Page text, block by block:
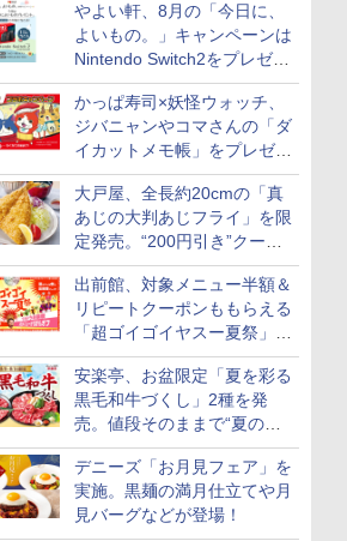
付き
やよい軒、8月の「今日に、
よいもの。」キャンペーンは
Nintendo Switch2をプレゼン
ト
かっぱ寿司×妖怪ウォッチ、
ジバニャンやコマさんの「ダ
イカットメモ帳」をプレゼン
ト
大戸屋、全長約20cmの「真
あじの大判あじフライ」を限
定発売。“200円引き”クーポ
ンも配信
出前館、対象メニュー半額＆
リピートクーポンももらえる
「超ゴイゴイヤスー夏祭」を
実施
安楽亭、お盆限定「夏を彩る
黒毛和牛づくし」2種を発
売。値段そのままで“夏の巻
き野菜”付き
デニーズ「お月見フェア」を
実施。黒麺の満月仕立てや月
見バーグなどが登場！